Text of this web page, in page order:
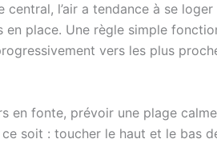
central, l’air a tendance à se
place. Une règle simple
vers les plus
en fonte, prévoir une plage
soit : toucher le haut et le bas